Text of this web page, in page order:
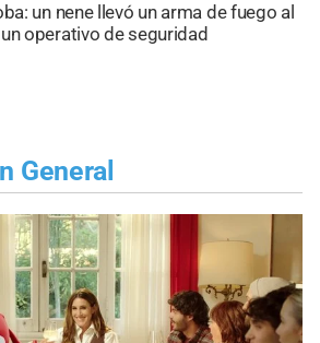
un nene llevó un arma de fuego al
operativo de seguridad
General